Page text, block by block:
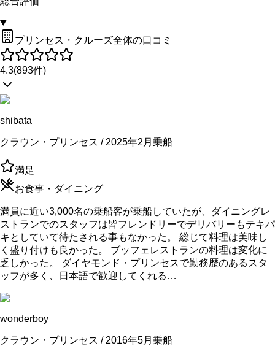
プリンセス・クルーズ全体の口コミ
4.3(893件)
shibata
クラウン・プリンセス / 2025年2月乗船
満足
お食事・ダイニング
満員に近い3,000名の乗船客が乗船していたが、ダイニングレ
ストランでのスタッフは皆フレンドリーでデリバリーもテキパ
キとしていて待たされる事もなかった。 総じて料理は美味し
く盛り付けも良かった。 ブッフェレストランの料理は変化に
乏しかった。 ダイヤモンド・プリンセスで勤務歴のあるスタ
ッフが多く、日本語で歓迎してくれる…
wonderboy
クラウン・プリンセス / 2016年5月乗船